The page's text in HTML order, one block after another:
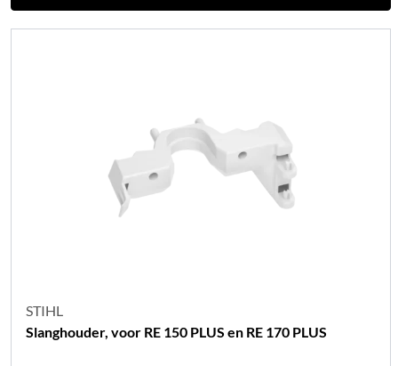
STIHL
Slanghouder, voor RE 150 PLUS en RE 170 PLUS